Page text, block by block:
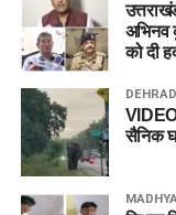
अभिनव
को दी
सैनिक